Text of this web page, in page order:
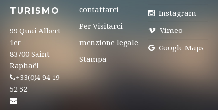
TURISMO
99 Quai Albert
1er
83700 Saint-
Raphaël
+33(0)4 94 19
52 52
contattarci
Per Visitarci
menzione legale
Stampa
Instagram
Vimeo
Google Maps